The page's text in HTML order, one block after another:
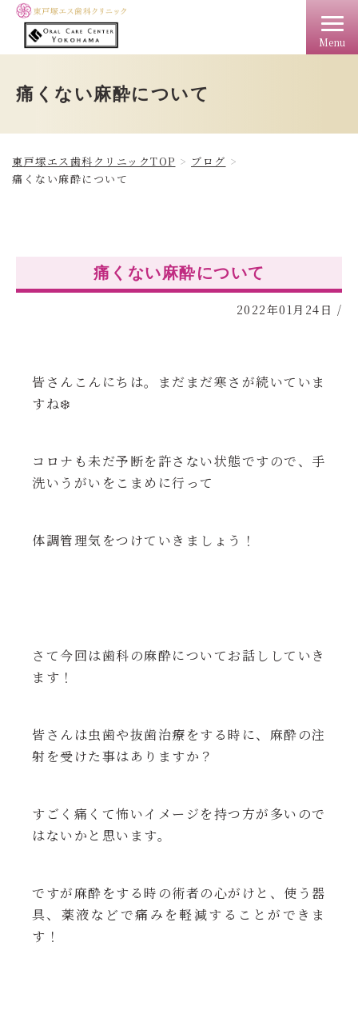
Menu
痛くない麻酔について
東戸塚エス歯科クリニックTOP
ブログ
痛くない麻酔について
痛くない麻酔について
2022年01月24日 /
皆さんこんにちは。まだまだ寒さが続いていま
すね❄️
コロナも未だ予断を許さない状態ですので、手
洗いうがいをこまめに行って
体調管理気をつけていきましょう！
さて今回は歯科の麻酔についてお話ししていき
ます！
皆さんは虫歯や抜歯治療をする時に、麻酔の注
射を受けた事はありますか？
すごく痛くて怖いイメージを持つ方が多いので
はないかと思います。
ですが麻酔をする時の術者の心がけと、使う器
具、薬液などで痛みを軽減することができま
す！